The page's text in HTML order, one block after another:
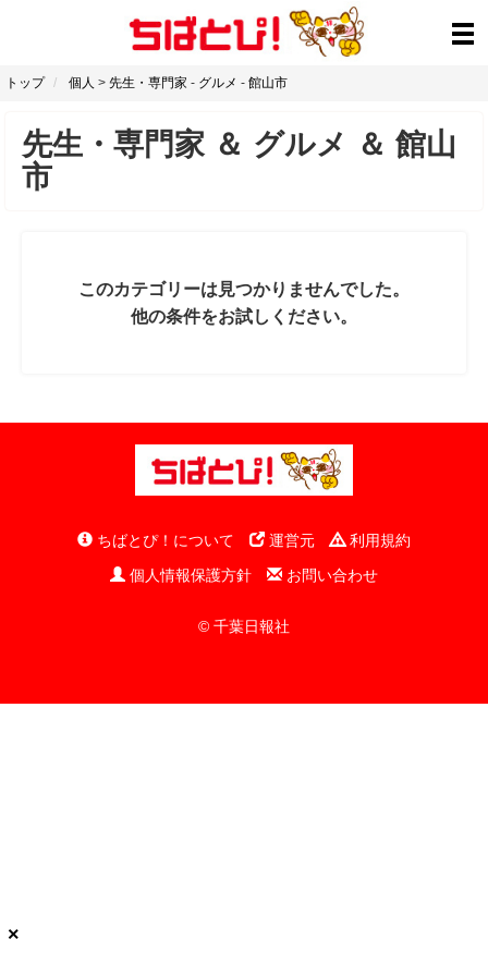
トップ 個人 > 先生・専門家 - グルメ - 館山市
先生・専門家 ＆ グルメ ＆ 館山
市
このカテゴリーは見つかりませんでした。
他の条件をお試しください。
ちばとぴ！について 運営元
利用規約
個人情報保護方針
お問い合わせ
© 千葉日報社
×